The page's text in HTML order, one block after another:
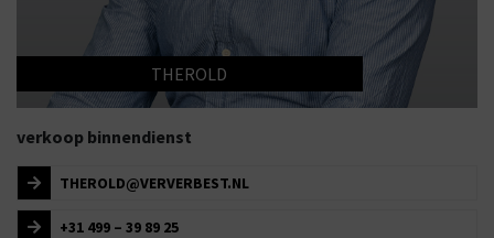
THEROLD
verkoop binnendienst
THEROLD@VERVERBEST.NL
+31 499 – 39 89 25